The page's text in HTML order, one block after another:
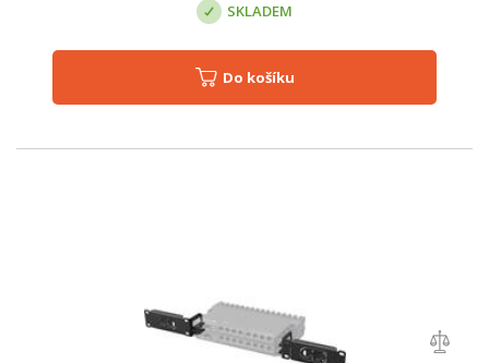
SKLADEM
Do košíku